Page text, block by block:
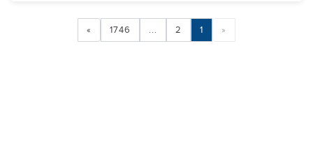
«
1
2
...
1746
»